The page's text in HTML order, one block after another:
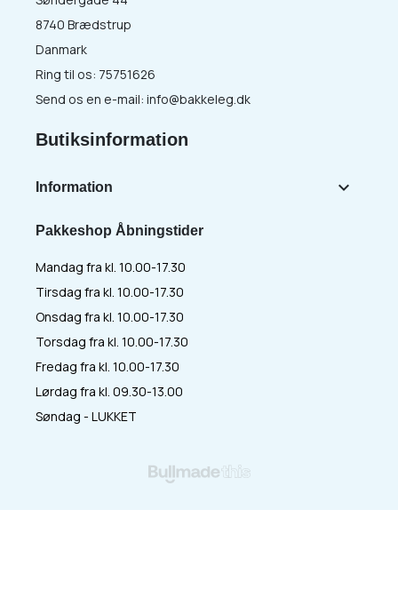
Pakkeshop Åbningstider
Mandag fra kl. 10.00-17.30
Tirsdag fra kl. 10.00-17.30
Onsdag fra kl. 10.00-17.30
Torsdag fra kl. 10.00-17.30
Fredag fra kl. 10.00-17.30
Lørdag fra kl. 09.30-13.00
Søndag - LUKKET
8740 Brædstrup
Danmark
Ring til os: 75751626
Send os en e-mail: info@bakkeleg.dk
Butiksinformation
Information 